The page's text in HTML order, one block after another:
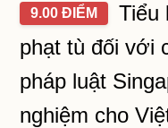
9.00 ĐIỂM
Tiểu
phạt tù đối với
pháp luật
nghiệm cho